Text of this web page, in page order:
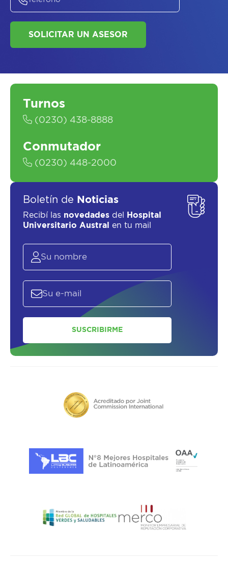
SOLICITAR UN ASESOR
Turnos
(0230) 438-8888
Conmutador
(0230) 448-2000
Boletín de Noticias
Recibí las novedades del
Hospital
Universitario Austral
en tu mail
SUSCRIBIRME